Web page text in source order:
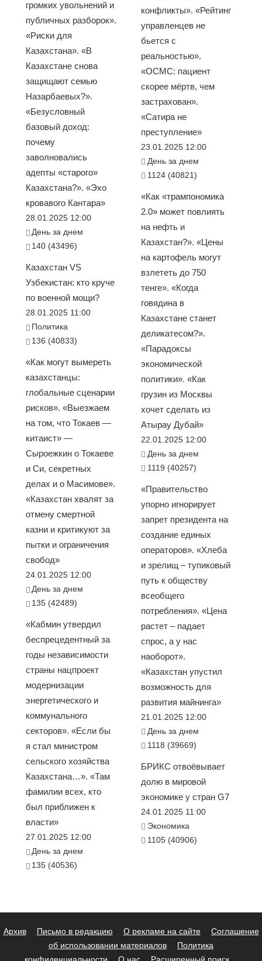
громких увольнений и
публичных разборок».
«Риски для
Казахстана». «В
Казахстане снова
защищают семью
Назарбаевых?».
«Безусловный
базовый доход:
почему
заволновались
адепты «старого»
Казахстана?». «Эхо
кровавого Кантара»
28.01.2025 12:00
День за днем
140 (43496)
Казахстан VS
Узбекистан: кто круче
по военной мощи?
28.01.2025 11:00
Политика
136 (40833)
«Как могут вымереть
казахстанцы:
глобальные сценарии
рисков». «Выезжаем
на том, что Токаев —
китаист» —
Сыроежкин о Токаеве
и Си, секретных
делах и о Масимове».
«Казахстан хвалят за
отмену смертной
казни и критикуют за
пытки и ограничения
свобод»
24.01.2025 12:00
День за днем
135 (42489)
«Кабмин утвердил
беспрецедентный за
годы независимости
страны нацпроект
модернизации
энергетического и
коммунального
секторов». «Если бы
я стал министром
сельского хозяйства
Казахстана…». «Там
фамилии всех, кто
был приближен к
власти»
27.01.2025 12:00
День за днем
135 (40536)
конфликты». «Рейтинг
управленцев не
бьется с
реальностью».
«ОСМС: пациент
скорее мёртв, чем
застрахован».
«Сатира не
преступление»
23.01.2025 12:00
День за днем
1124 (40821)
«Как «трампономика
2.0» может повлиять
на нефть и
Казахстан?». «Цены
на картофель могут
взлететь до 750
тенге». «Когда
говядина в
Казахстане станет
деликатесом?».
«Парадоксы
экономической
политики». «Как
грузин из Москвы
хочет сделать из
Атырау Дубай»
22.01.2025 12:00
День за днем
1119 (40257)
«Правительство
упорно игнорирует
запрет президента на
создание единых
операторов». «Хлеба
и зрелищ – тупиковый
путь к обществу
всеобщего
потребления». «Цена
растет – падает
спрос, а у нас
наоборот».
«Казахстан упустил
возможность для
развития майнинга»
21.01.2025 12:00
День за днем
1118 (39669)
БРИКС отвоёвывает
долю в мировой
экономике у стран G7
24.01.2025 11:00
Экономика
1105 (40906)
Архив Письмо в редакцию О рекламе на сайте
Соглашение
об использовании материалов
Политика